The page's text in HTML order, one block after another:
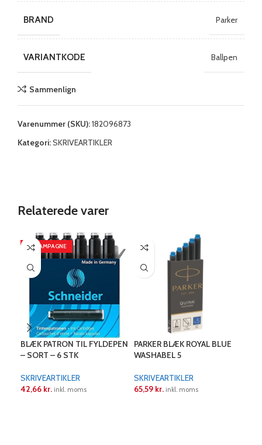
BRAND Parker
VARIANTKODE Ballpen
Sammenlign
Varenummer (SKU):182096873
Kategori:SKRIVEARTIKLER
Relaterede varer
PÅ KAMPAGNE
BLÆK PATRON TIL FYLDEPEN
– SORT – 6 STK
SKRIVEARTIKLER
42,66 kr. inkl. moms
PARKER BLÆK ROYAL BLUE
WASHABEL 5
SKRIVEARTIKLER
65,59 kr. inkl. moms